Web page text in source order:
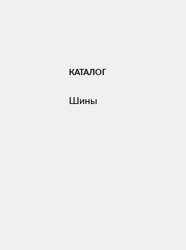
КАТАЛОГ
Шины